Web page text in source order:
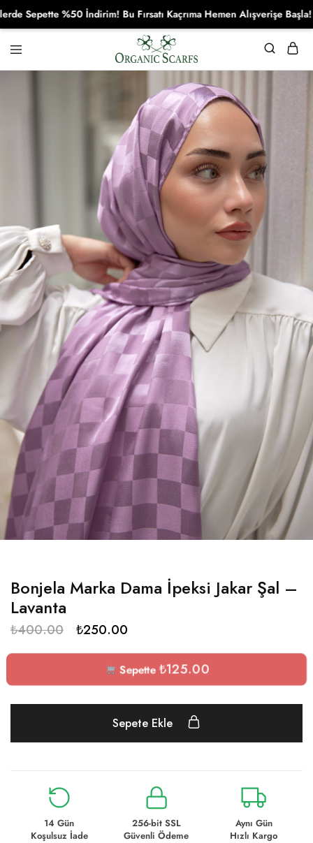
Organikscarf
Bonjela Marka Dama İpeksi Jakar Şal –
Lavanta
₺400.00 ₺250.00
Sepette ₺125.00
Sepete Ekle
14 Gün
Koşulsuz İade
256-bit SSL
Güvenli Ödeme
Aynı Gün
Hızlı Kargo
%50 İndirim! Bu Fırsatı Kaçrıma Hemen Alışverişe Başla!